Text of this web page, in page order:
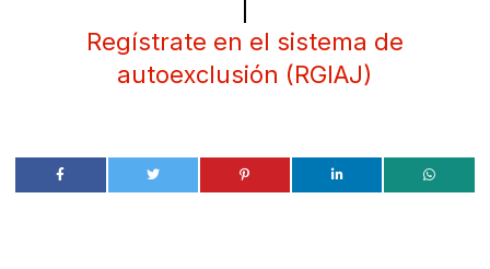
Regístrate en el sistema de
autoexclusión (RGIAJ)